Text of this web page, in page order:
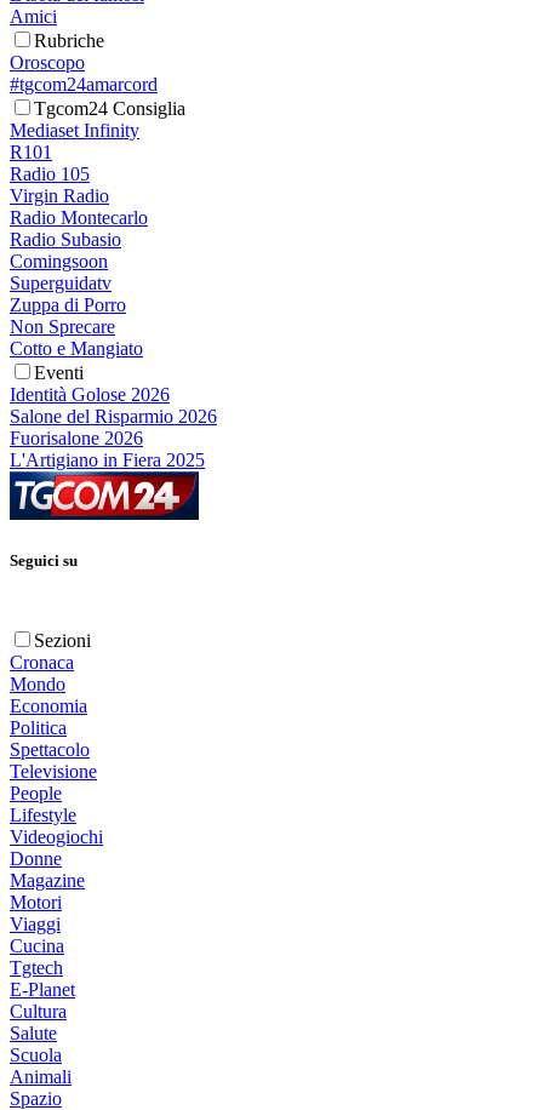
Amici
Rubriche
Oroscopo
#tgcom24amarcord
Tgcom24 Consiglia
Mediaset Infinity
R101
Radio 105
Virgin Radio
Radio Montecarlo
Radio Subasio
Comingsoon
Superguidatv
Zuppa di Porro
Non Sprecare
Cotto e Mangiato
Eventi
Identità Golose 2026
Salone del Risparmio 2026
Fuorisalone 2026
L'Artigiano in Fiera 2025
Seguici su
Sezioni
Cronaca
Mondo
Economia
Politica
Spettacolo
Televisione
People
Lifestyle
Videogiochi
Donne
Magazine
Motori
Viaggi
Cucina
Tgtech
E-Planet
Cultura
Salute
Scuola
Animali
Spazio